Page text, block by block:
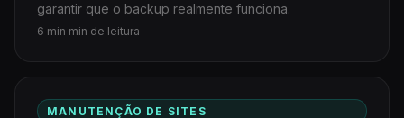
garantir que o backup realmente funciona.
6 min min de leitura
MANUTENÇÃO DE SITES